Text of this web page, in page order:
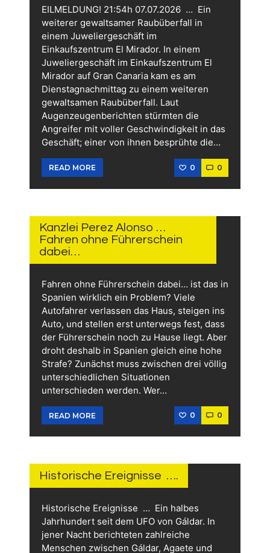
EILMELDUNG! 21:54h 07.07.2026 … Ein
weiterer gewaltsamer Raubüberfall in
einem Juweliergeschäft im
Einkaufszentrum El Mirador. In einem
Juweliergeschäft im Einkaufszentrum El
Mirador auf Gran Canaria kam es am
Dienstagnachmittag zu einem weiteren
gewaltsamen Raubüberfall. Laut
Augenzeugenberichten stürmten die
Angreifer mit voller Geschwindigkeit in das
Geschäft; einer von ihnen besprühte die…
READ MORE 0 0
Kanzlei Perez Alonso …
Fahren ohne Führerschein
dabei…
Fahren ohne Führerschein dabei… ist das in
Spanien wirklich ein Problem? Viele
Autofahrer verlassen das Haus, steigen ins
Auto, und stellen erst unterwegs fest, dass
der Führerschein noch zu Hause liegt. Aber
droht deshalb in Spanien gleich eine hohe
Strafe? Zunächst muss zwischen drei völlig
unterschiedlichen Situationen
unterschieden werden. Wer…
READ MORE 0 0
2026
Historische Ereignisse ….
Historische Ereignisse … Ein halbes
Jahrhundert seit dem UFO von Gáldar. In
jener Nacht berichteten zahlreiche
Menschen zwischen Gáldar, Agaete und